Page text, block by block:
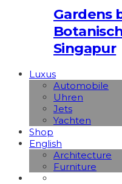
Gardens
Singapur
Luxus
Automobile
Uhren
Jets
Yachten
Shop
English
Architecture
Furniture